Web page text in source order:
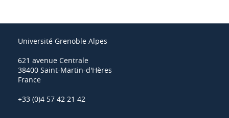
Université Grenoble Alpes
621 avenue Centrale
38400 Saint-Martin-d'Hères
France
+33 (0)4 57 42 21 42